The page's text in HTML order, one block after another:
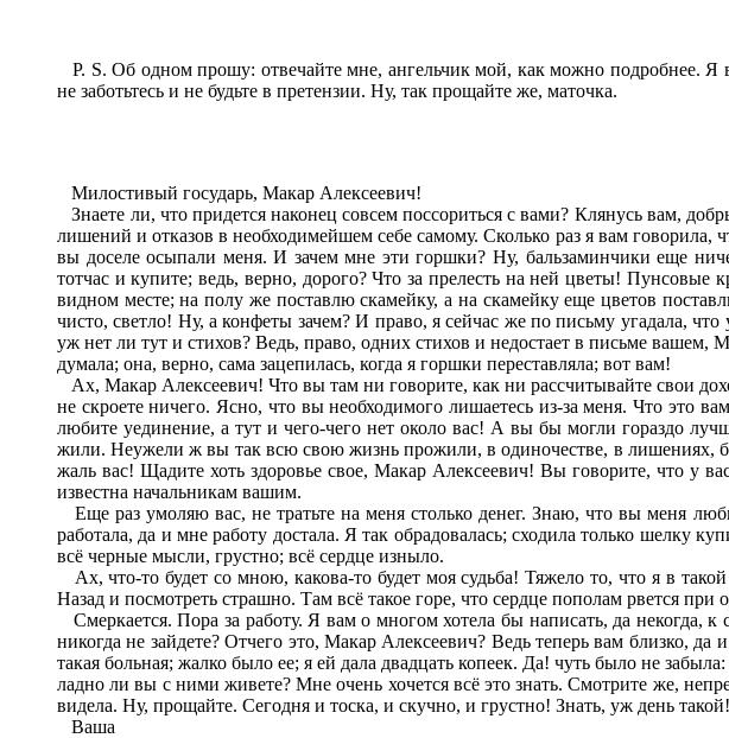
P. S. Об одном прошу: отвечайте мне, ангельчик мой, как можно подробнее.
не заботьтесь и не будьте в претензии. Ну, так прощайте же, маточка.
Милостивый государь, Макар Алексеевич!
Знаете ли, что придется наконец совсем поссориться с вами? Клянусь вам,
лишений и отказов в необходимейшем себе самому. Сколько раз я вам говорила,
вы доселе осыпали меня. И зачем мне эти горшки? Ну, бальзаминчики еще
тотчас и купите; ведь, верно, дорого? Что за прелесть на ней цветы!
видном месте; на полу же поставлю скамейку, а на скамейку еще цветов
чисто, светло! Ну, а конфеты зачем? И право, я сейчас же по письму угадала,
уж нет ли тут и стихов? Ведь, право, одних стихов и недостает в письме
думала; она, верно, сама зацепилась, когда я горшки переставляла; вот вам!
Ах, Макар Алексеевич! Что вы там ни говорите, как ни рассчитывайте свои
не скроете ничего. Ясно, что вы необходимого лишаетесь из-за меня. Что это
любите уединение, а тут и чего-чего нет около вас! А вы бы могли гораздо
жили. Неужели ж вы так всю свою жизнь прожили, в одиночестве, в лишениях,
жаль вас! Щадите хоть здоровье свое, Макар Алексеевич! Вы говорите, что у
известна начальникам вашим.
Еще раз умоляю вас, не тратьте на меня столько денег. Знаю, что вы меня
работала, да и мне работу достала. Я так обрадовалась; сходила только шелку
всё черные мысли, грустно; всё сердце изныло.
Ах, что-то будет со мною, какова-то будет моя судьба! Тяжело то, что я в
Назад и посмотреть страшно. Там всё такое горе, что сердце пополам рвется
Смеркается. Пора за работу. Я вам о многом хотела бы написать, да некогда,
никогда не зайдете? Отчего это, Макар Алексеевич? Ведь теперь вам близко,
такая больная; жалко было ее; я ей дала двадцать копеек. Да! чуть было не
ладно ли вы с ними живете? Мне очень хочется всё это знать. Смотрите же,
видела. Ну, прощайте. Сегодня и тоска, и скучно, и грустно! Знать, уж день
Ваша